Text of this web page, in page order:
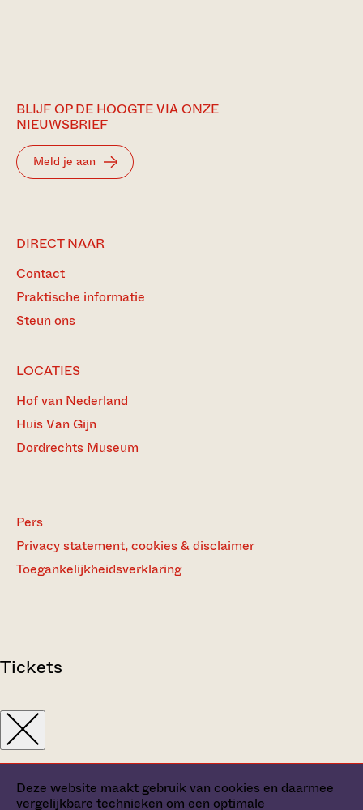
Deze website maakt gebruik van cookies en daarmee
vergelijkbare technieken om een optimale
BLIJF OP DE HOOGTE VIA ONZE
NIEUWSBRIEF
Meld je aan
DIRECT NAAR
Contact
Praktische informatie
Steun ons
LOCATIES
Hof van Nederland
Huis Van Gijn
Dordrechts Museum
Pers
Privacy statement, cookies & disclaimer
Toegankelijkheidsverklaring
Tickets